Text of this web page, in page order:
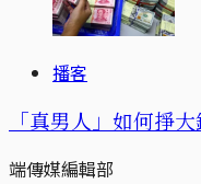
播客
「真男人」如何掙
端傳媒編輯部